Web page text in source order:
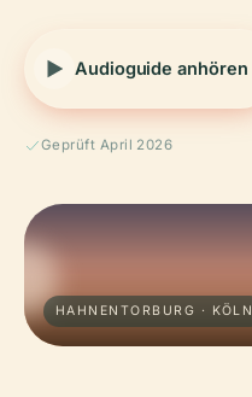
Audioguide anhören
Geprüft April 2026
HAHNENTORBURG · KÖLN